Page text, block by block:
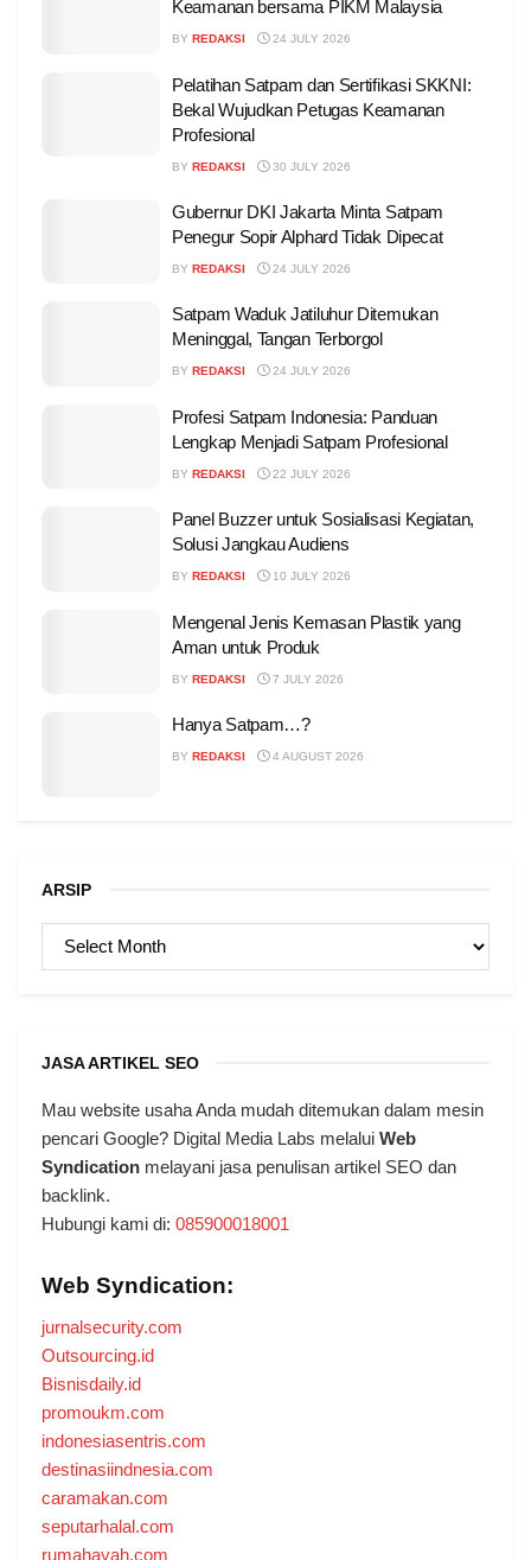
Keamanan bersama PIKM Malaysia
BY REDAKSI 24 JULY 2026
Pelatihan Satpam dan Sertifikasi SKKNI:
Bekal Wujudkan Petugas Keamanan
Profesional
BY REDAKSI 30 JULY 2026
Gubernur DKI Jakarta Minta Satpam
Penegur Sopir Alphard Tidak Dipecat
BY REDAKSI 24 JULY 2026
Satpam Waduk Jatiluhur Ditemukan
Meninggal, Tangan Terborgol
BY REDAKSI 24 JULY 2026
Profesi Satpam Indonesia: Panduan
Lengkap Menjadi Satpam Profesional
BY REDAKSI 22 JULY 2026
Panel Buzzer untuk Sosialisasi Kegiatan,
Solusi Jangkau Audiens
BY REDAKSI 10 JULY 2026
Mengenal Jenis Kemasan Plastik yang
Aman untuk Produk
BY REDAKSI 7 JULY 2026
Hanya Satpam…?
BY REDAKSI 4 AUGUST 2026
ARSIP
ARSIP
JASA ARTIKEL SEO
Mau website usaha Anda mudah ditemukan dalam mesin
pencari Google? Digital Media Labs melalui Web
Syndication melayani jasa penulisan artikel SEO dan
backlink.
Hubungi kami di: 085900018001
Web Syndication:
jurnalsecurity.com
Outsourcing.id
Bisnisdaily.id
promoukm.com
indonesiasentris.com
destinasiindnesia.com
caramakan.com
seputarhalal.com
rumahayah.com